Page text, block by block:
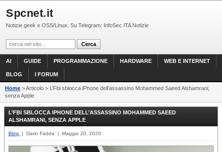
Spcnet.it
Notizie geek e OSS/Linux. Su Telegram: InfoSec ITA Notizie
AI GUIDE PROGRAMMAZIONE HARDWARE WEB E INTERNET
BLOG I FORUM
Home > Articolo > L’Fbi sblocca iPhone dell’assassino Mohammed Saeed Alshamrani,
senza Apple
L’FBI SBLOCCA IPHONE DELL’ASSASSINO MOHAMMED SAEED
ALSHAMRANI, SENZA APPLE
Blog | Dario Fadda | Maggio 20, 2020